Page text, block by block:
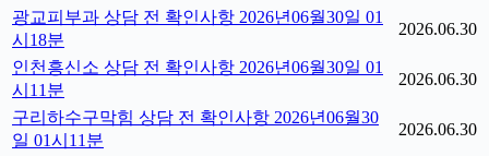
광교피부과 상담 전 확인사항 2026년06월30일 01
시18분
2026.06.30
인천흥신소 상담 전 확인사항 2026년06월30일 01
시11분
2026.06.30
구리하수구막힘 상담 전 확인사항 2026년06월30
일 01시11분
2026.06.30